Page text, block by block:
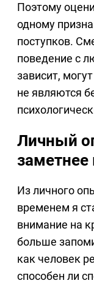
Поэтому
одному
поступков.
поведение с
зависит,
не являются
Личный
заметнее
Из личного
временем я
внимание на
больше
как человек
способен ли